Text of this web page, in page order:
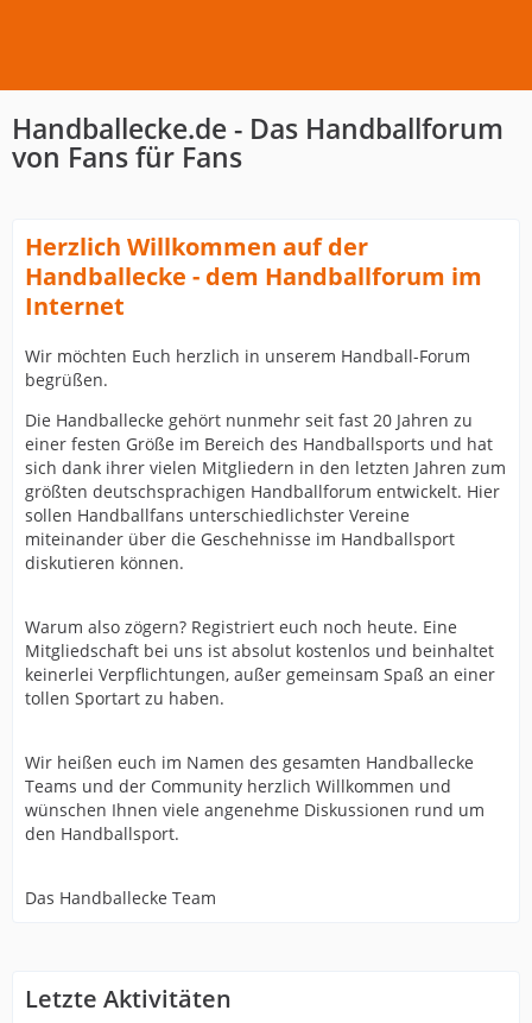
Handballecke.de - Das Handballforum
von Fans für Fans
Herzlich Willkommen auf der
Handballecke - dem Handballforum im
Internet
Wir möchten Euch herzlich in unserem Handball-Forum
begrüßen.
Die Handballecke gehört nunmehr seit fast 20 Jahren zu
einer festen Größe im Bereich des Handballsports und hat
sich dank ihrer vielen Mitgliedern in den letzten Jahren zum
größten deutschsprachigen Handballforum entwickelt. Hier
sollen Handballfans unterschiedlichster Vereine
miteinander über die Geschehnisse im Handballsport
diskutieren können.
Warum also zögern? Registriert euch noch heute. Eine
Mitgliedschaft bei uns ist absolut kostenlos und beinhaltet
keinerlei Verpflichtungen, außer gemeinsam Spaß an einer
tollen Sportart zu haben.
Wir heißen euch im Namen des gesamten Handballecke
Teams und der Community herzlich Willkommen und
wünschen Ihnen viele angenehme Diskussionen rund um
den Handballsport.
Das Handballecke Team
Letzte Aktivitäten